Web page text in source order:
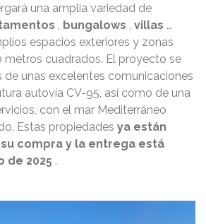
una amplia variedad de
bungalows villas …
espacios exteriores y zonas
metros cuadrados. El proyecto se
de unas excelentes comunicaciones
autovía CV-95, así como de una
con el mar Mediterráneo
Estas propiedades ya están
compra y la entrega está
de 2025 .